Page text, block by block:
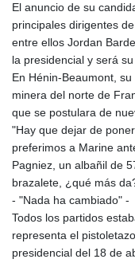
El anuncio de su
principales dirigentes
entre ellos Jordan
la presidencial y será
En Hénin-Beaumont,
minera del norte de
que se postulara de
"Hay que dejar de
preferimos a Marine
Pagniez, un albañil de
brazalete, ¿qué más
- "Nada ha cambiado" -
Todos los partidos
representa el
presidencial del 18 de